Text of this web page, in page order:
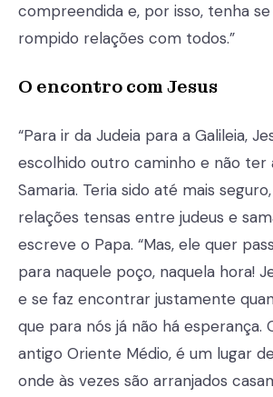
compreendida e, por isso, tenha se
rompido relações com todos.”
O encontro com Jesus
“Para ir da Judeia para a Galileia,
escolhido outro caminho e não ter
Samaria. Teria sido até mais
relações tensas entre judeus e
escreve o Papa. “Mas, ele quer
para naquele poço, naquela hora!
e se faz encontrar justamente
que para nós já não há esperança.
antigo Oriente Médio, é um lugar
onde às vezes são arranjados